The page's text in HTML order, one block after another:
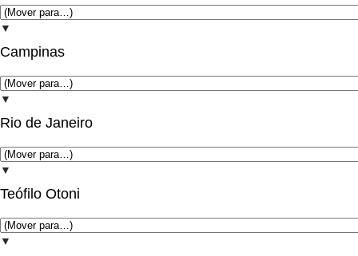
▼
Campinas
▼
Rio de Janeiro
▼
Teófilo Otoni
▼